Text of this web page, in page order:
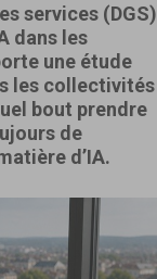
services
dans les
une étude
les collectivités
bout prendre
de
d’IA.